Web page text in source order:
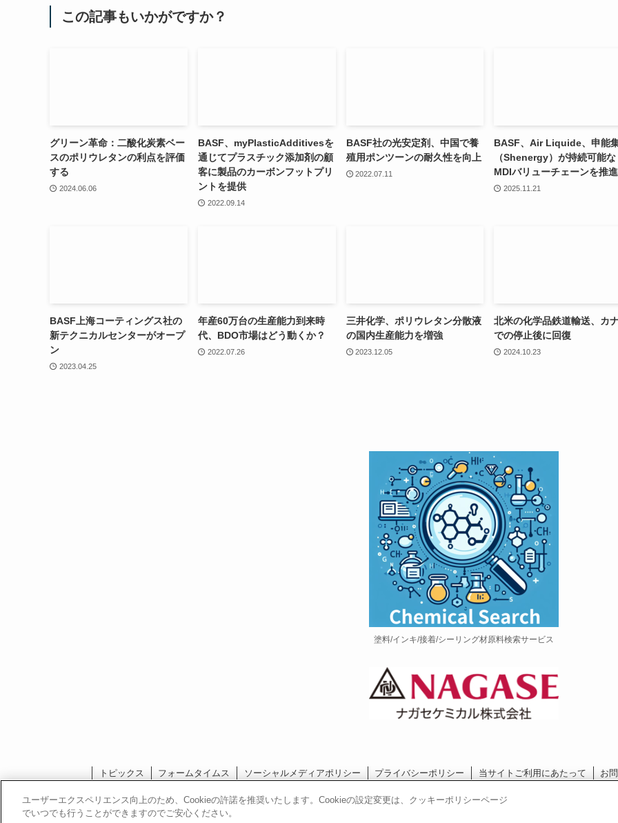
この記事もいかがですか？
グリーン革命：二酸化炭素ベー
スのポリウレタンの利点を評価
する
2024.06.06
BASF、myPlasticAdditivesを
通じてプラスチック添加剤の顧
客に製品のカーボンフットプリ
ントを提供
2022.09.14
BASF社の光安定剤、中国で養
殖用ポンツーンの耐久性を向上
2022.07.11
BASF、Air Liquide、申能
（Shenergy）が持続可能な
MDIバリューチェーンを推進
2025.11.21
BASF上海コーティングス社の
新テクニカルセンターがオープ
ン
2023.04.25
年産60万台の生産能力到来時
代、BDO市場はどう動くか？
2022.07.26
三井化学、ポリウレタン分散液
の国内生産能力を増強
2023.12.05
北米の化学品鉄道輸送、カ
での停止後に回復
2024.10.23
塗料/インキ/接着/シーリング材原料検索サービス
トピックス フォームタイムス ソーシャルメディアポリシー プライバシーポリシー 当サイトご利用にあたって
お
ユーザーエクスペリエンス向上のため、Cookieの許諾を推奨いたします。Cookieの設定変更は、クッキーポリシーページ
でいつでも行うことができますのでご安心ください。